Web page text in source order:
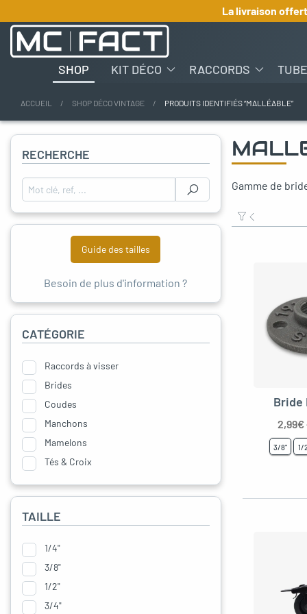
SHOP KIT DÉCO RACCORDS
ACCUEIL SHOP DÉCO VINTAGE PRODUITS IDENTIFIÉS “MALLÉABLE”
Gamme de
Bride
2,99€
3/8" 1/
RECHERCHE
Rechercher :
Guide des tailles
Besoin de plus d'information ?
CATÉGORIE
Raccords à visser
Brides
Coudes
Manchons
Mamelons
Tés & Croix
Distributeurs
Unions
TAILLE
1/4"
3/8"
1/2"
3/4"
menu
menu
menu
menu
menu
La livraison